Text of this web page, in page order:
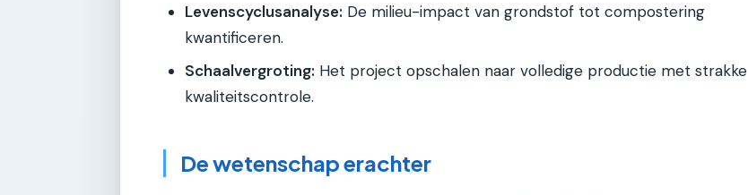
Levenscyclusanalyse: De milieu-impact van grondstof tot compostering
kwantificeren.
Schaalvergroting: Het project opschalen naar volledige productie met strakke
kwaliteitscontrole.
De wetenschap erachter